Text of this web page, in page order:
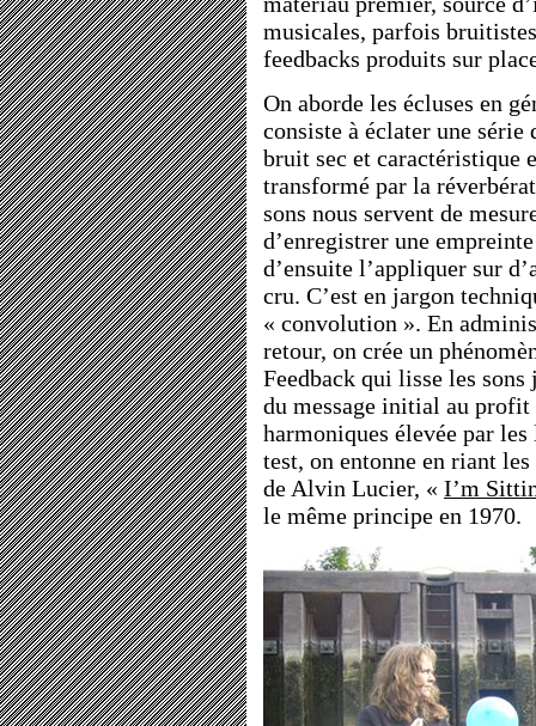
musicales, parfois
feedbacks produits sur
On aborde les écluses en
consiste à éclater une série
bruit sec et caractéristique
transformé par la
sons nous servent de
d’enregistrer une
d’ensuite l’appliquer sur
cru. C’est en jargon
« convolution ». En
retour, on crée un
Feedback qui lisse les
du message initial au profit
harmoniques élevée par les
test, on entonne en riant
de Alvin Lucier, « I’m
le même principe en 1970.